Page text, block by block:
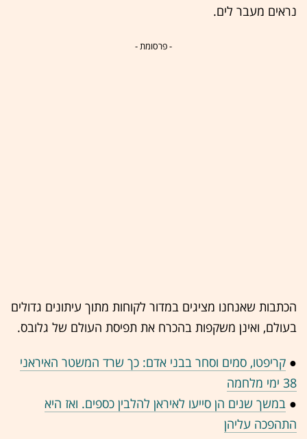
נראים מעבר לים.
- פרסומת -
הכתבות שאנחנו מציגים במדור לקוחות מתוך עיתונים גדולים
בעולם, ואינן משקפות בהכרח את תפיסת העולם של גלובס.
● קריפטו, סמים וסחר בבני אדם: כך שרד המשטר האיראני
38 ימי מלחמה
● במשך שנים הן סייעו לאיראן להלבין כספים. ואז היא
התהפכה עליהן